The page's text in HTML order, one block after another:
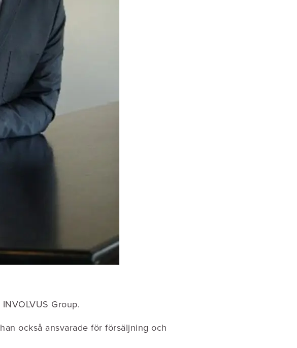
Group.
också ansvarade för försäljning och